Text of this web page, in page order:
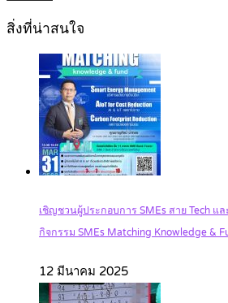
สิ่งที่น่าสนใจ
เชิญชวนผู้ประกอบการ SMEs สาย Tech แ
กิจกรรม SMEs Matching Knowledge &
12 มีนาคม 2025